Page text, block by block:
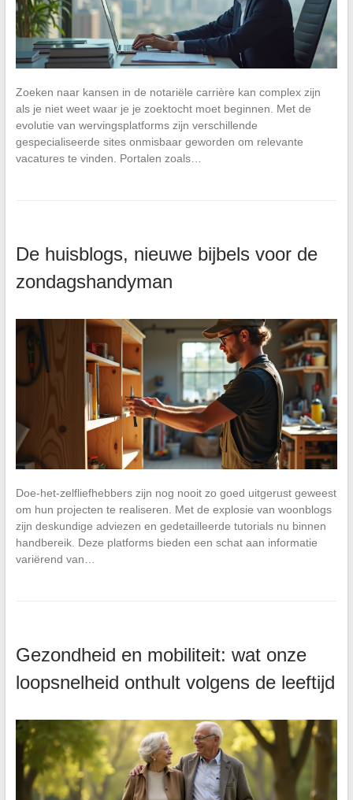
Zoeken naar kansen in de notariële carrière kan complex zijn
als je niet weet waar je je zoektocht moet beginnen. Met de
evolutie van wervingsplatforms zijn verschillende
gespecialiseerde sites onmisbaar geworden om relevante
vacatures te vinden. Portalen zoals…
De huisblogs, nieuwe bijbels voor de
zondagshandyman
Doe-het-zelfliefhebbers zijn nog nooit zo goed uitgerust geweest
om hun projecten te realiseren. Met de explosie van woonblogs
zijn deskundige adviezen en gedetailleerde tutorials nu binnen
handbereik. Deze platforms bieden een schat aan informatie
variërend van…
Gezondheid en mobiliteit: wat onze
loopsnelheid onthult volgens de leeftijd